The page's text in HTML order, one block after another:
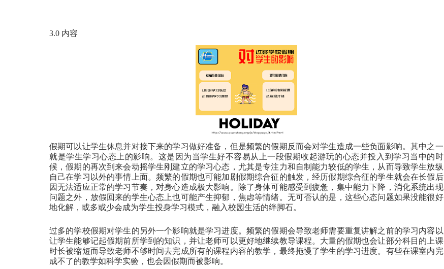
3.0 内容
假期可以让学生休息并对接下来的学习做好准备，但是频繁的假期反而会对学生造成一些负面影响。其中之一
就是学生学习心态上的影响。这是因为当学生好不容易从上一段假期收起游玩的心态并投入到学习当中的时
候，假期的再次到来会动摇学生刚建立的学习心态，尤其是专注力和自制能力较低的学生，从而导致学生放纵
自己在学习以外的事情上面。频繁的假期也可能加剧假期综合征的触发，经历假期综合征的学生就会在长假后
因无法适应正常的学习节奏，对身心造成极大影响。除了身体可能感受到疲惫，集中能力下降，消化系统出现
问题之外，放假回来的学生心态上也可能产生抑郁，焦虑等情绪。无可否认的是，这些心态问题如果没能很好
地化解，或多或少会成为学生投身学习模式，融入校园生活的绊脚石。
过多的学校假期对学生的另外一个影响就是学习进度。频繁的假期会导致老师需要重复讲解之前的学习内容以
让学生能够记起假期前所学到的知识，并让老师可以更好地继续教导课程。大量的假期也会让部分科目的上课
时长被缩短而导致老师不够时间去完成所有的课程内容的教学，最终拖慢了学生的学习进度。有些在课室内完
成不了的教学如科学实验，也会因假期而被影响。